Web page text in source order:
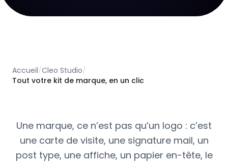
Accueil/Cleo Studio/
Tout votre kit de marque, en un clic
Une marque, ce n’est pas qu’un logo : c’est
une carte de visite, une signature mail, un
post type, une affiche, un papier en-tête, le